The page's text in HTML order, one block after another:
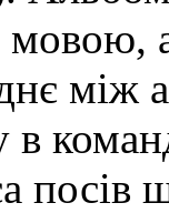
мовою,
між
посів